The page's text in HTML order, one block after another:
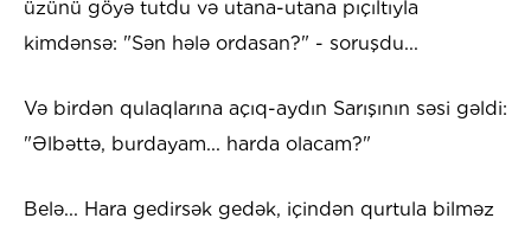
üzünü göyə tutdu və utana-utana pıçıltıyla
kimdənsə: "Sən hələ ordasan?" - soruşdu...
Və birdən qulaqlarına açıq-aydın Sarışının səsi gəldi:
"Əlbəttə, burdayam... harda olacam?"
Belə... Hara gedirsək gedək, içindən qurtula bilməz